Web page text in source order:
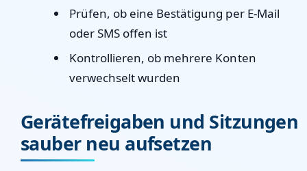
Prüfen, ob eine Bestätigung per E-Mail
oder SMS offen ist
Kontrollieren, ob mehrere Konten
verwechselt wurden
Gerätefreigaben und Sitzungen
sauber neu aufsetzen